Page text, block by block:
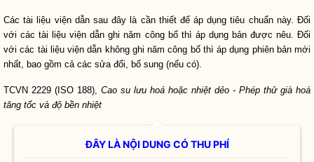
Các tài liệu viện dẫn sau đây là cần thiết để áp dụng tiêu chuẩn này. Đối
với các tài liệu viện dẫn ghi năm công bố thì áp dụng bản được nêu. Đối
với các tài liệu viện dẫn không ghi năm công bố thì áp dụng phiên bản mới
nhất, bao gồm cả các sửa đổi, bổ sung (nếu có).
TCVN 2229 (ISO 188), Cao su lưu hoá hoặc nhiệt dẻo - Phép thử già hoá
tăng tốc và độ bền nhiệt
ĐÂY LÀ NỘI DUNG CÓ THU PHÍ